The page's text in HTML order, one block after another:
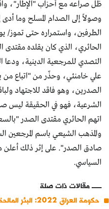
ظل صراعه مع أحزاب "الإطار"،
وصولاً إلى الصدام المسلح وما
الحائري، الذي كان يقلده مقتدى
التصدي للمرجعية الدينية، ودعا
علي خامنئي، وحذّر من "اتباع من
الصدرين، وهو فاقد للاجتهاد
الشرعية، فهو في الحقيقة ليس
اتهم الحائري مقتدى الصدر
والمذهب الشيعي باسم المرجعين
صادق الصدر". على إثر ذلك أعلن
السياسي.
مقالات ذات صلة
حكومة العراق 2022: البئر المالحة لتهجين تقاسم السُلطة